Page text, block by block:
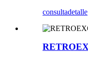
consultadetalle